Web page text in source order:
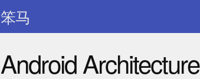
笨马
Android